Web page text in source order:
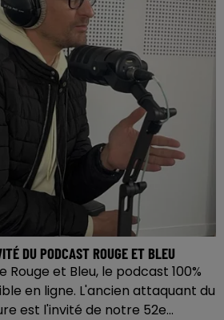
DU PODCAST ROUGE ET BLEU
Rouge et Bleu, le podcast 100%
en ligne. L'ancien attaquant du
est l'invité de notre 52e...